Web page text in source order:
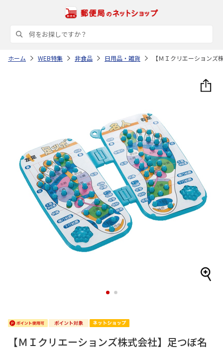
ホーム WEB特集 非食品 日用品・雑貨 【ＭＩクリエーション
1 2
【ＭＩクリエーションズ株式会社】足つぼ名